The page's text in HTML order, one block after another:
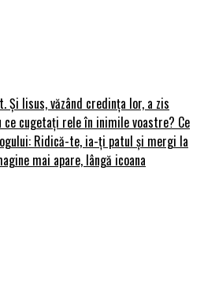
Și Iisus, văzând credința lor, a zis
cugetați rele în inimile voastre? Ce
Ridică-te, ia-ți patul și mergi la
mai apare, lângă icoana